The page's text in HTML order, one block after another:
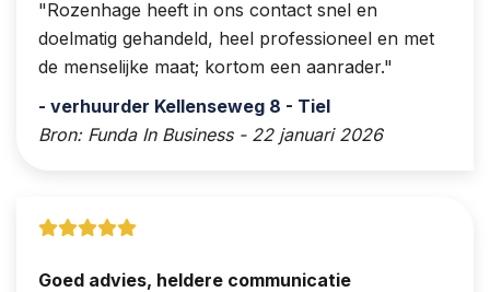
Rozenhage heeft in ons contact snel en
doelmatig gehandeld, heel professioneel en met
de menselijke maat; kortom een aanrader.
- verhuurder Kellenseweg 8 - Tiel
Bron: Funda In Business - 22 januari 2026
Goed advies, heldere communicatie